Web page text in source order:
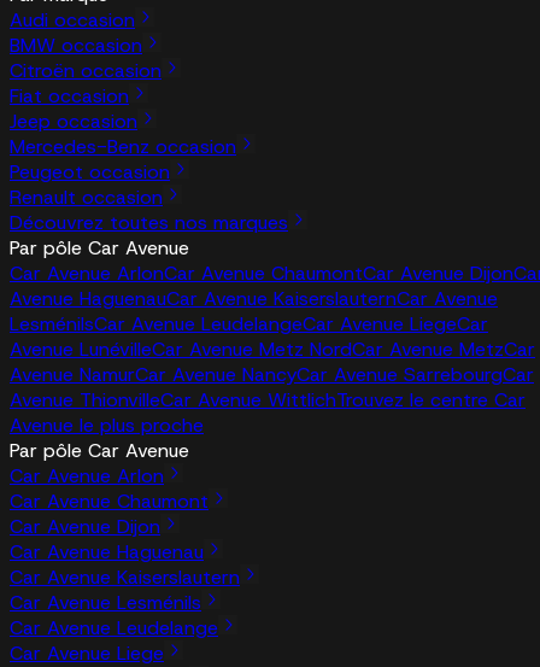
Audi occasion
BMW occasion
Citroën occasion
Fiat occasion
Jeep occasion
Mercedes-Benz occasion
Peugeot occasion
Renault occasion
Découvrez toutes nos marques
Par pôle Car Avenue
Car Avenue ArlonCar Avenue ChaumontCar Avenue Dijon
Avenue HaguenauCar Avenue KaiserslauternCar Avenue
LesménilsCar Avenue LeudelangeCar Avenue LiegeCar
Avenue LunévilleCar Avenue Metz NordCar Avenue MetzCar
Avenue NamurCar Avenue NancyCar Avenue SarrebourgCar
Avenue ThionvilleCar Avenue WittlichTrouvez le centre Car
Avenue le plus proche
Par pôle Car Avenue
Car Avenue Arlon
Car Avenue Chaumont
Car Avenue Dijon
Car Avenue Haguenau
Car Avenue Kaiserslautern
Car Avenue Lesménils
Car Avenue Leudelange
Car Avenue Liege